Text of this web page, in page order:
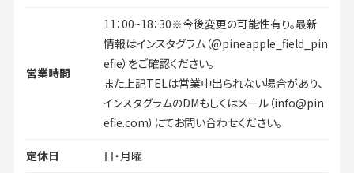
営業時間
11：00~18：30※今後変更の可能性有り。最新
情報はインスタグラム（@pineapple_field_pin
efie）をご確認ください。
また上記TELは営業中出られない場合があり、
インスタグラムのDMもしくはメール（info@pin
efie.com）にてお問い合わせください。
定休日 日・月曜